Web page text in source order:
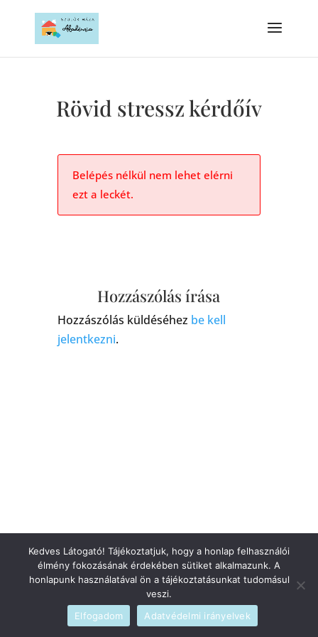
Rövid stressz kérdőív
Belépés nélkül nem lehet elérni
ezt a leckét.
Hozzászólás írása
Hozzászólás küldéséhez be kell
jelentkezni.
Szerzői jogi © 2026blog | Fejlesztetteadmin | SzolgáltatóWordPress
Kedves Látogató! Tájékoztatjuk, hogy a honlap felhasználói
élmény fokozásának érdekében sütiket alkalmazunk. A
honlapunk használatával ön a tájékoztatásunkat tudomásul
veszi.
Elfogadom
Adatvédelmi irányelvek